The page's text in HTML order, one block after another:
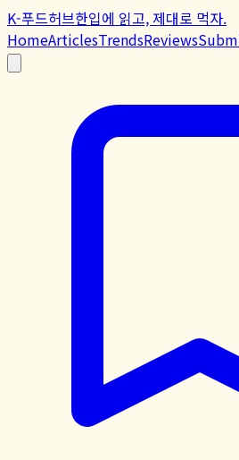
K-푸드허브한입에 읽고, 제대로 먹자.
HomeArticlesTrendsReviews